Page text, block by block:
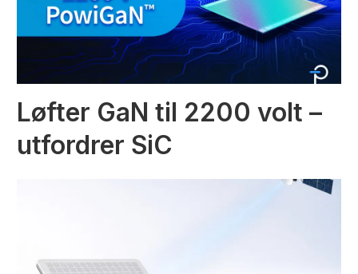
Løfter GaN til 2200 volt –
utfordrer SiC